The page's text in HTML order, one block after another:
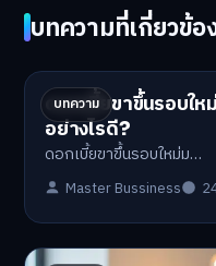
บทความที่เกี่ยวข้อ
บทความ
ดอกเบี้ยขาขึ้นรอบ
อย่างไรดี?
ดอกเบี้ยขาขึ้นรอบใหม่ม…
Master Bussiness